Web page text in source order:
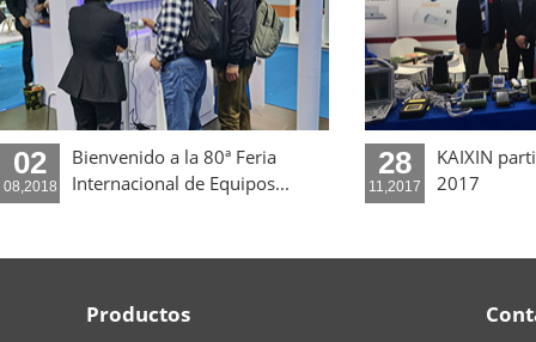
02
08,2018
Bienvenido a la 80ª Feria
Internacional de Equipos...
28
11,2017
KAIXIN
2017
Productos